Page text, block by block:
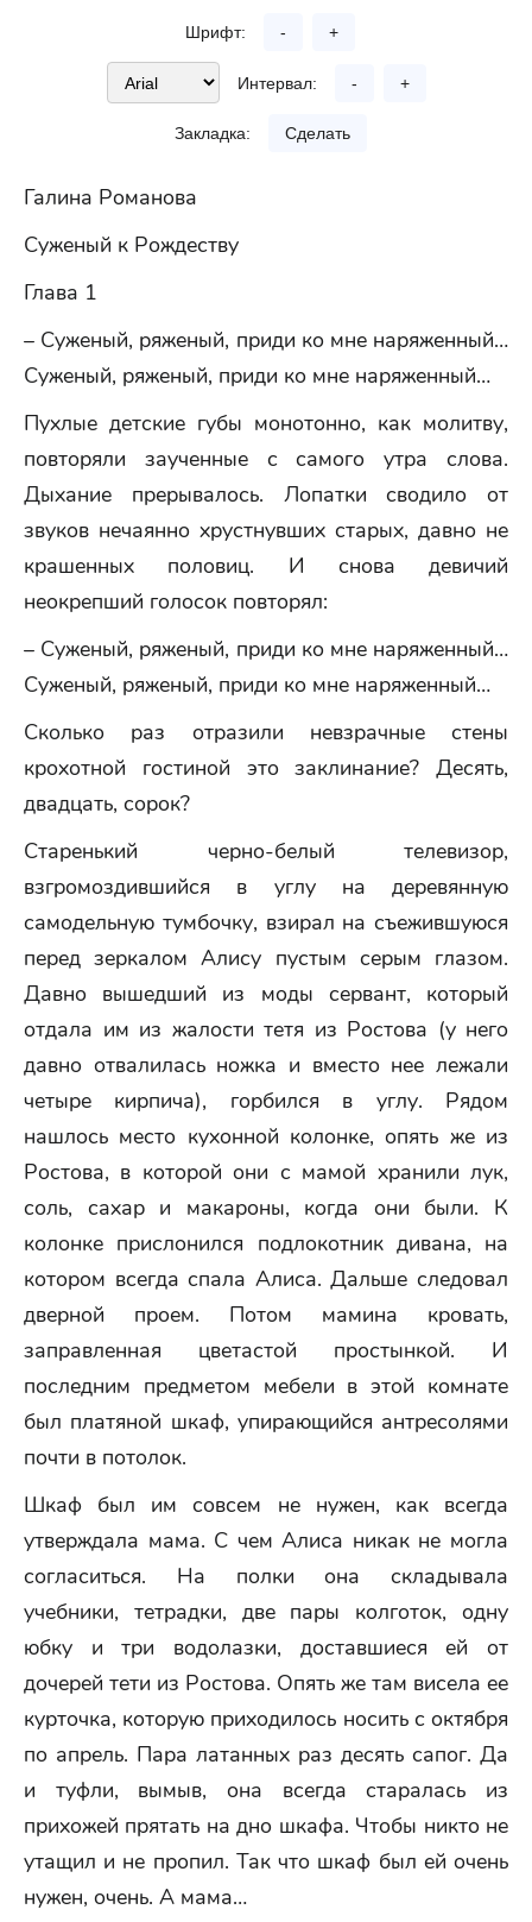
Шрифт: - +
Интервал: - +
Закладка: Сделать
Галина Романова
Суженый к Рождеству
Глава 1
– Суженый, ряженый, приди ко мне наряженный…
Суженый, ряженый, приди ко мне наряженный…
Пухлые детские губы монотонно, как молитву,
повторяли заученные с самого утра слова.
Дыхание прерывалось. Лопатки сводило от
звуков нечаянно хрустнувших старых, давно не
крашенных половиц. И снова девичий
неокрепший голосок повторял:
– Суженый, ряженый, приди ко мне наряженный…
Суженый, ряженый, приди ко мне наряженный…
Сколько раз отразили невзрачные стены
крохотной гостиной это заклинание? Десять,
двадцать, сорок?
Старенький черно-белый телевизор,
взгромоздившийся в углу на деревянную
самодельную тумбочку, взирал на съежившуюся
перед зеркалом Алису пустым серым глазом.
Давно вышедший из моды сервант, который
отдала им из жалости тетя из Ростова (у него
давно отвалилась ножка и вместо нее лежали
четыре кирпича), горбился в углу. Рядом
нашлось место кухонной колонке, опять же из
Ростова, в которой они с мамой хранили лук,
соль, сахар и макароны, когда они были. К
колонке прислонился подлокотник дивана, на
котором всегда спала Алиса. Дальше следовал
дверной проем. Потом мамина кровать,
заправленная цветастой простынкой. И
последним предметом мебели в этой комнате
был платяной шкаф, упирающийся антресолями
почти в потолок.
Шкаф был им совсем не нужен, как всегда
утверждала мама. С чем Алиса никак не могла
согласиться. На полки она складывала
учебники, тетрадки, две пары колготок, одну
юбку и три водолазки, доставшиеся ей от
дочерей тети из Ростова. Опять же там висела ее
курточка, которую приходилось носить с октября
по апрель. Пара латанных раз десять сапог. Да
и туфли, вымыв, она всегда старалась из
прихожей прятать на дно шкафа. Чтобы никто не
утащил и не пропил. Так что шкаф был ей очень
нужен, очень. А мама…